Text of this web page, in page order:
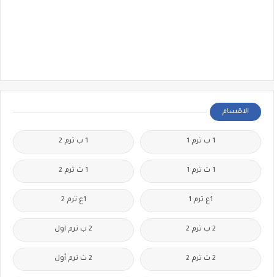
الاقسام
1 ب ترم 1 1 ب ترم 2
1 ث ترم 1 1 ث ترم 2
1ع ترم 1 1ع ترم 2
2 ب ترم 2 2 ب ترم اول
2 ث ترم 2 2 ث ترم أول